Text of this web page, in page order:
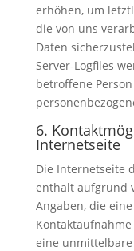
erhöhen, um
die von uns
Daten
Server-Logfiles
betroffene
6.
Internetseite
Die Internetseite
enthält aufgrund
Angaben, die
eine